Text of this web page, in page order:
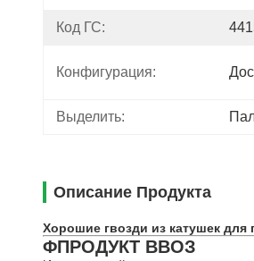
Код ГС:
Конфигурация:
Выделить:
Описание Продукта
Хорошие гвозди из катушек для
ΦПРОДУКТ ВВОЗ